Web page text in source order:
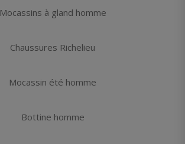
Mocassins à gland homme
Chaussures Richelieu
Mocassin été homme
Bottine homme